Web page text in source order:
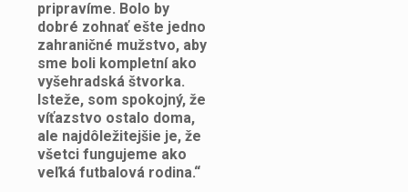
pripravíme. Bolo by
dobré zohnať ešte jedno
zahraničné mužstvo, aby
sme boli kompletní ako
vyšehradská štvorka.
Isteže, som spokojný, že
víťazstvo ostalo doma,
ale najdôležitejšie je, že
všetci fungujeme ako
veľká futbalová rodina.“